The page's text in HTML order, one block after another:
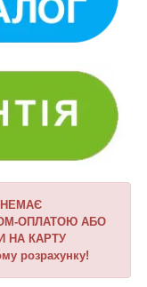
ОПЛАТОЮ АБО
НА КАРТУ
розрахунку!